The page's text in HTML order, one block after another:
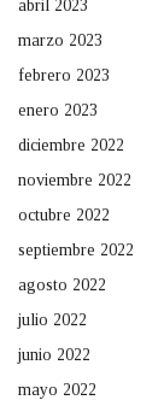
abril 2023
marzo 2023
febrero 2023
enero 2023
diciembre 2022
noviembre 2022
octubre 2022
septiembre 2022
agosto 2022
julio 2022
junio 2022
mayo 2022